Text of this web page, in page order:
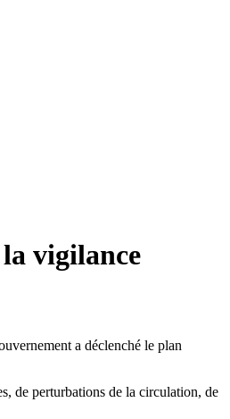
vigilance
a déclenché le plan
de perturbations de la circulation, de